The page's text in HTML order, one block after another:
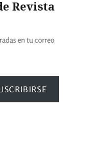
Revista
en tu correo